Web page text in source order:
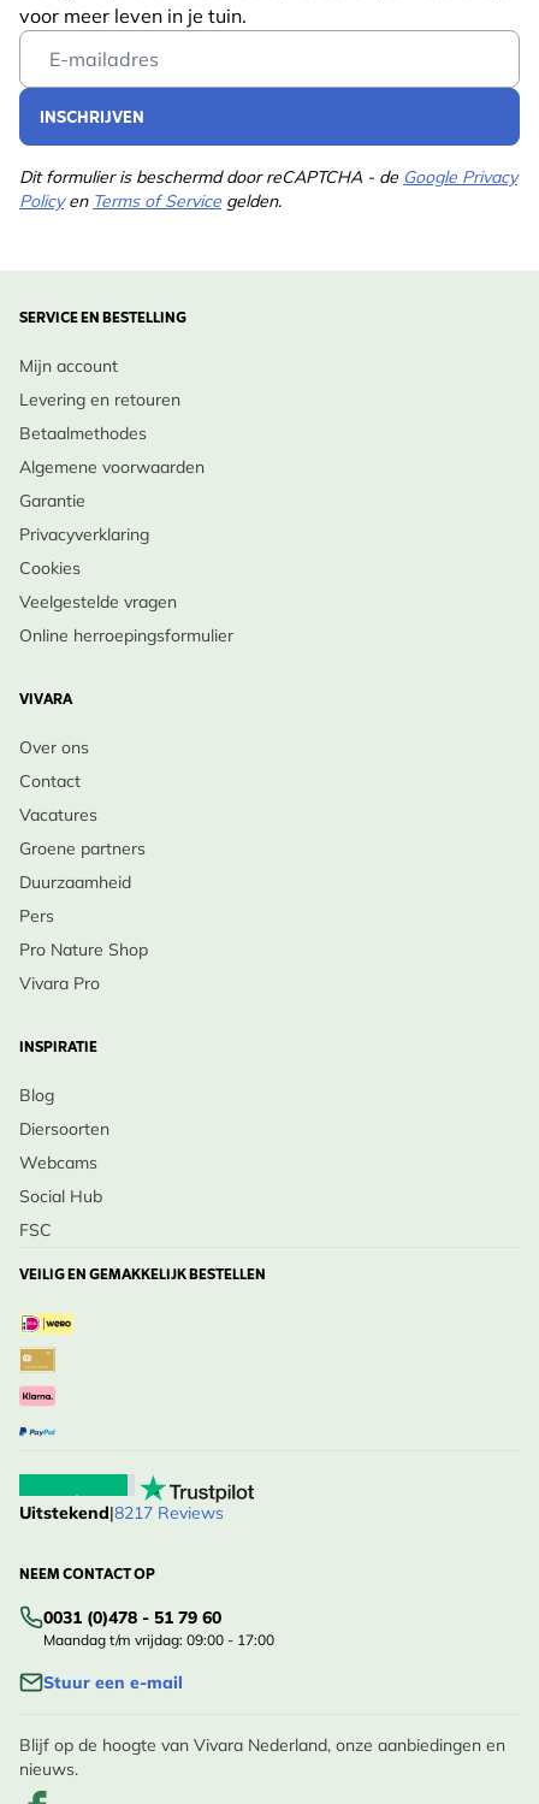
voor meer leven in je tuin.
Email Address
INSCHRIJVEN
Dit formulier is beschermd door reCAPTCHA - de Google Privacy
Policyen Terms of Service gelden.
SERVICE EN BESTELLING
Mijn account
Levering en retouren
Betaalmethodes
Algemene voorwaarden
Garantie
Privacyverklaring
Cookies
Veelgestelde vragen
Online herroepingsformulier
VIVARA
Over ons
Contact
Vacatures
Groene partners
Duurzaamheid
Pers
Pro Nature Shop
Vivara Pro
INSPIRATIE
Blog
Diersoorten
Webcams
Social Hub
FSC
VEILIG EN GEMAKKELIJK BESTELLEN
Uitstekend|8217 Reviews
NEEM CONTACT OP
0031 (0)478 - 51 79 60
Maandag t/m vrijdag: 09:00 - 17:00
Stuur een e-mail
Blijf op de hoogte van Vivara Nederland, onze aanbiedingen en
nieuws.